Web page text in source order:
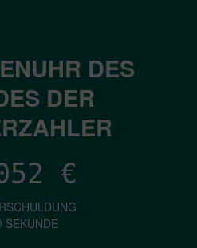
DES
DER
€
SEKUNDE